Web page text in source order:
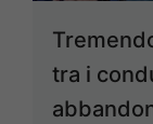
tra i